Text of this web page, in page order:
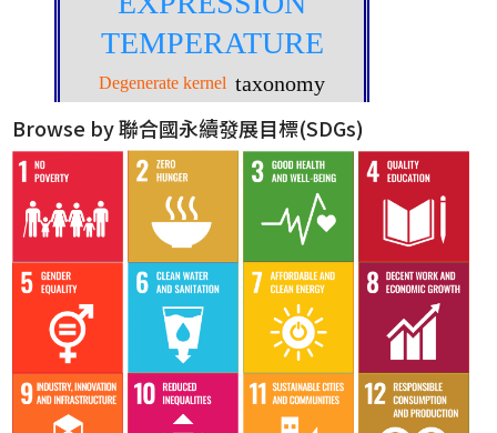
Browse by 聯合國永續發展目標(SDGs)